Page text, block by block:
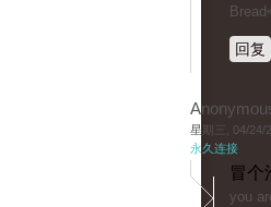
回复
星期三, 04/24/
永久连接
冒个
you